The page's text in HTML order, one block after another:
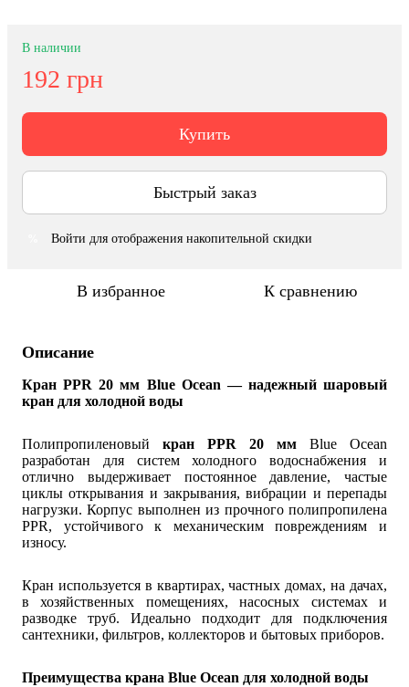
В наличии
192 грн
Купить
Быстрый заказ
Войти для отображения накопительной скидки
В избранное К сравнению
Описание
Кран PPR 20 мм Blue Ocean — надежный шаровый
кран для холодной воды
Полипропиленовый кран PPR 20 мм Blue Ocean
разработан для систем холодного водоснабжения и
отлично выдерживает постоянное давление, частые
циклы открывания и закрывания, вибрации и перепады
нагрузки. Корпус выполнен из прочного полипропилена
PPR, устойчивого к механическим повреждениям и
износу.
Кран используется в квартирах, частных домах, на дачах,
в хозяйственных помещениях, насосных системах и
разводке труб. Идеально подходит для подключения
сантехники, фильтров, коллекторов и бытовых приборов.
Преимущества крана Blue Ocean для холодной воды